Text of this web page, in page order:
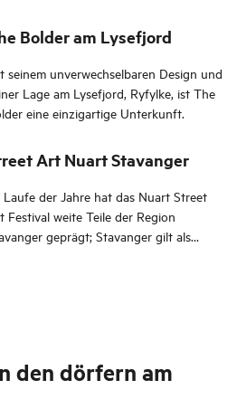
ist.
Bolder am Lysefjord
seinem unverwechselbaren Design und
Lage am Lysefjord, Ryfylke, ist The
eine einzigartige Unterkunft.
Art Nuart Stavanger
Laufe der Jahre hat das Nuart Street
Festival weite Teile der Region
geprägt; Stavanger gilt als
den dörfern am